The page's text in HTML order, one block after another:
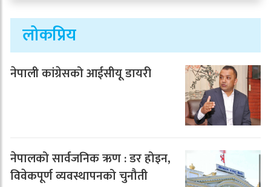
लोकप्रिय
नेपाली कांग्रेसको आईसीयू डायरी
नेपालको सार्वजनिक ऋण : डर होइन,
विवेकपूर्ण व्यवस्थापनको चुनौती